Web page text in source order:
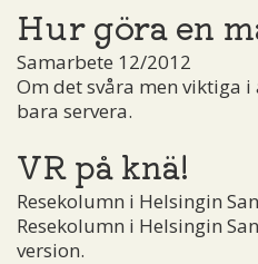
Hur göra en
Samarbete 12/2012
Om det svåra men viktiga
bara servera.
VR på knä!
Resekolumn i Helsingin
Resekolumn i Helsingin
version.